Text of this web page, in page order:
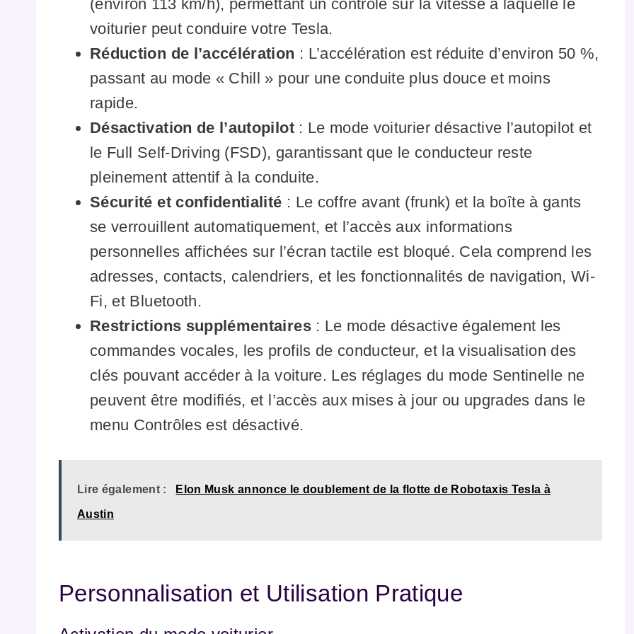
(environ 113 km/h), permettant un contrôle sur la vitesse à laquelle le
voiturier peut conduire votre Tesla.
Réduction de l’accélération : L’accélération est réduite d’environ 50 %,
passant au mode « Chill » pour une conduite plus douce et moins
rapide.
Désactivation de l’autopilot: Le mode voiturier désactive l’autopilot et
le Full Self-Driving (FSD), garantissant que le conducteur reste
pleinement attentif à la conduite.
Sécurité et confidentialité : Le coffre avant (frunk) et la boîte à gants
se verrouillent automatiquement, et l’accès aux informations
personnelles affichées sur l’écran tactile est bloqué. Cela comprend les
adresses, contacts, calendriers, et les fonctionnalités de navigation, Wi-
Fi, et Bluetooth.
Restrictions supplémentaires: Le mode désactive également les
commandes vocales, les profils de conducteur, et la visualisation des
clés pouvant accéder à la voiture. Les réglages du mode Sentinelle ne
peuvent être modifiés, et l’accès aux mises à jour ou upgrades dans le
menu Contrôles est désactivé.
Lire également : Elon Musk annonce le doublement de la flotte de Robotaxis Tesla à
Austin
Personnalisation et Utilisation Pratique